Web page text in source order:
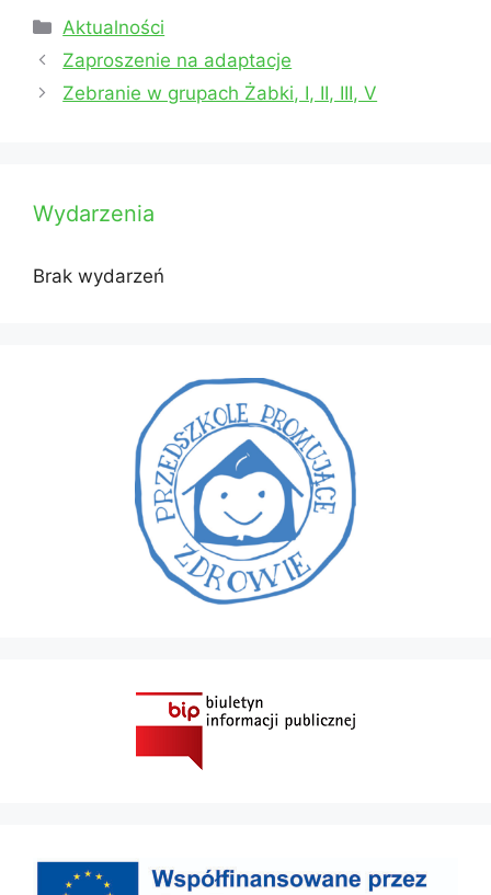
Kategorie
Aktualności
Zaproszenie na adaptacje
Zebranie w grupach Żabki, I, II, III, V
Wydarzenia
Brak wydarzeń